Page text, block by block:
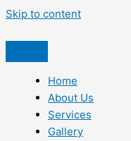
Skip to content
Home
About Us
Services
Gallery